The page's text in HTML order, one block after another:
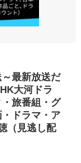
最新放送だ
大河ドラ
旅番組・グ
ドラマ・ア
（見逃し配